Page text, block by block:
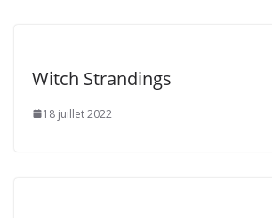
Witch Strandings
18 juillet 2022